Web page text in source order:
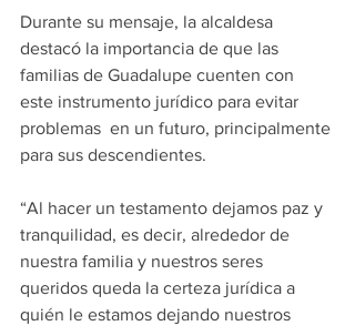
Durante su mensaje, la alcaldesa
destacó la importancia de que las
familias de Guadalupe cuenten con
este instrumento jurídico para evitar
problemas  en un futuro, principalmente
para sus descendientes.
“Al hacer un testamento dejamos paz y
tranquilidad, es decir, alrededor de
nuestra familia y nuestros seres
queridos queda la certeza jurídica a
quién le estamos dejando nuestros